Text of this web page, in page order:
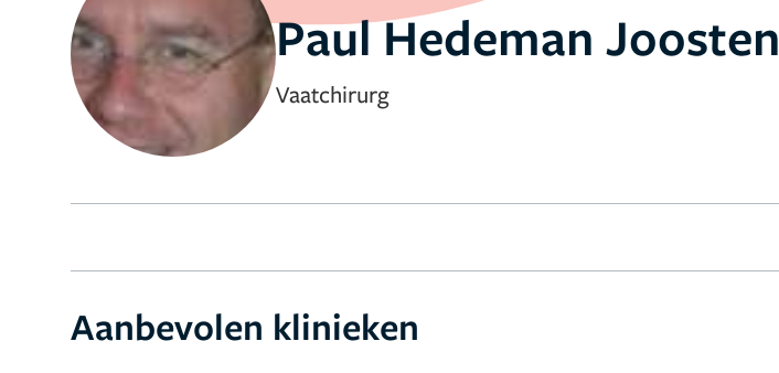
Paul Hedeman Joosten
Vaatchirurg
Aanbevolen klinieken